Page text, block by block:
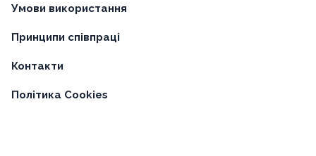
Умови використання
Принципи співпраці
Контакти
Політика Cookies